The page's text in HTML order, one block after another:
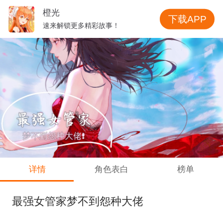
详情 角色表白 榜单
最强女管家梦不到怨种大佬
橙光
速来解锁更多精彩故事！
下载APP